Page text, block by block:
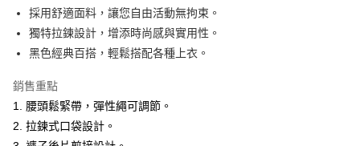
悠遊付
ATM付款
運送方式
全家取貨付款
每筆NT$60，滿NT$1,500(含以上)免運費
採用舒適面料，讓您自由活動無拘束。
獨特拉鍊設計，增添時尚感與實用性。
黑色經典百搭，輕鬆搭配各種上衣。
銷售重點
1. 腰頭鬆緊帶，彈性繩可調節。
2. 拉鍊式口袋設計。